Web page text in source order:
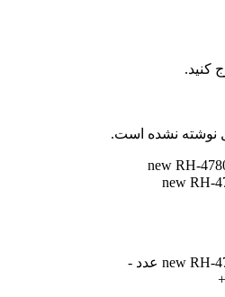
کنید.
نوشته نشده است.
-
+